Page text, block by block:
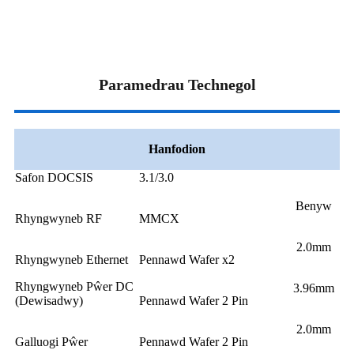
Paramedrau Technegol
Hanfodion
Safon DOCSIS 3.1/3.0
Rhyngwyneb RF MMCX
Benyw
Rhyngwyneb Ethernet Pennawd Wafer x2
2.0mm
Rhyngwyneb Pŵer DC
(Dewisadwy)
Pennawd Wafer 2 Pin
3.96mm
Galluogi Pŵer Pennawd Wafer 2 Pin
2.0mm